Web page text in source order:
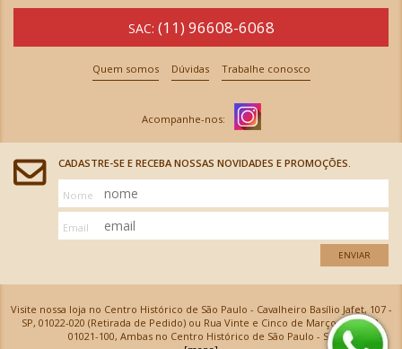
SAC: (11) 96608-6068
Quem somos Dúvidas Trabalhe conosco
CADASTRE-SE E RECEBA NOSSAS NOVIDADES E PROMOÇÕES.
Nome
Email
ENVIAR
Visite nossa loja no Centro Histórico de São Paulo - Cavalheiro Basílio Jafet, 107 -
SP, 01022-020 (Retirada de Pedido) ou Rua Vinte e Cinco de Março, 576 - SP,
01021-100, Ambas no Centro Histórico de São Paulo - SP